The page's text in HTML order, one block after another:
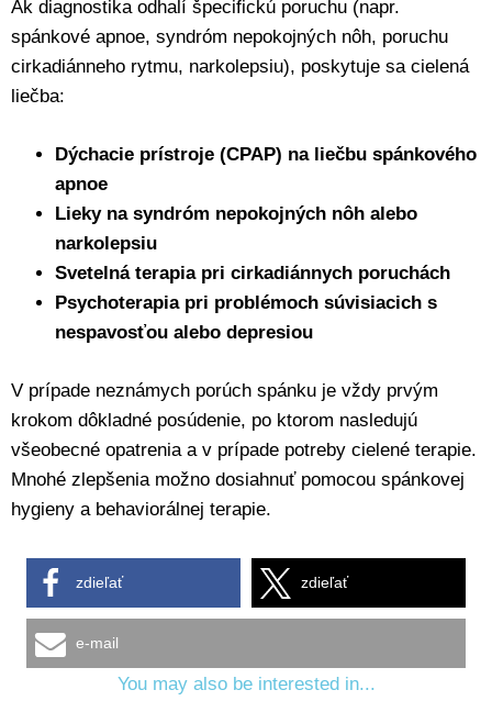
Ak diagnostika odhalí špecifickú poruchu (napr.
spánkové apnoe, syndróm nepokojných nôh, poruchu
cirkadiánneho rytmu, narkolepsiu), poskytuje sa cielená
liečba:
Dýchacie prístroje (CPAP) na liečbu spánkového
apnoe
Lieky na syndróm nepokojných nôh alebo
narkolepsiu
Svetelná terapia pri cirkadiánnych poruchách
Psychoterapia pri problémoch súvisiacich s
nespavosťou alebo depresiou
V prípade neznámych porúch spánku je vždy prvým
krokom dôkladné posúdenie, po ktorom nasledujú
všeobecné opatrenia a v prípade potreby cielené terapie.
Mnohé zlepšenia možno dosiahnuť pomocou spánkovej
hygieny a behaviorálnej terapie.
zdieľať zdieľať
e-mail
You may also be interested in...